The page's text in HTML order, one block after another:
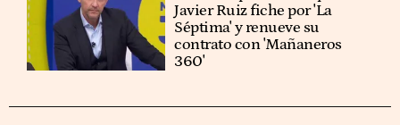
Javier Ruiz fiche por 'La
Séptima' y renueve su
contrato con 'Mañaneros
360'